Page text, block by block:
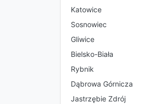
Katowice
Sosnowiec
Gliwice
Bielsko-Biała
Rybnik
Dąbrowa Górnicza
Jastrzębie Zdrój